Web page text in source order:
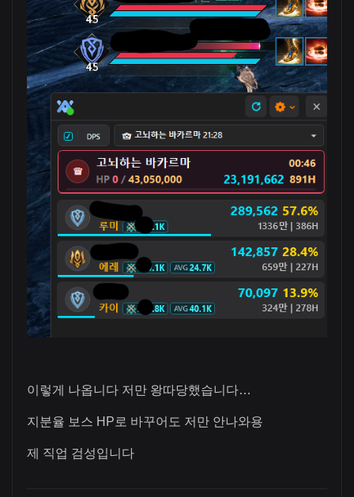
이렇게 나옵니다 저만 왕따당했습니다…
지분율 보스 HP로 바꾸어도 저만 안나와용
제 직업 검성입니다